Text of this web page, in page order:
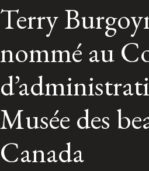
Contactez-nous
Terry
nommé au
Musée des
Canada